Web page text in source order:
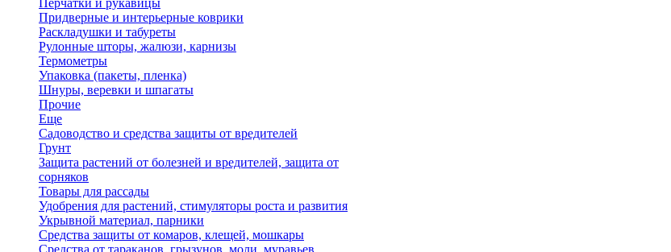
Перчатки и рукавицы
Придверные и интерьерные коврики
Раскладушки и табуреты
Рулонные шторы, жалюзи, карнизы
Термометры
Упаковка (пакеты, пленка)
Шнуры, веревки и шпагаты
Прочие
Еще
Садоводство и средства защиты от вредителей
Грунт
Защита растений от болезней и вредителей, защита от
сорняков
Товары для рассады
Удобрения для растений, стимуляторы роста и развития
Укрывной материал, парники
Средства защиты от комаров, клещей, мошкары
Средства от тараканов, грызунов, моли, муравьев